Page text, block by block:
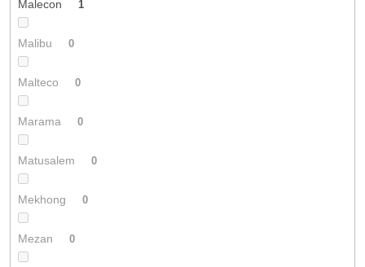
Malecon 1
Malibu 0
Malteco 0
Marama 0
Matusalem 0
Mekhong 0
Mezan 0